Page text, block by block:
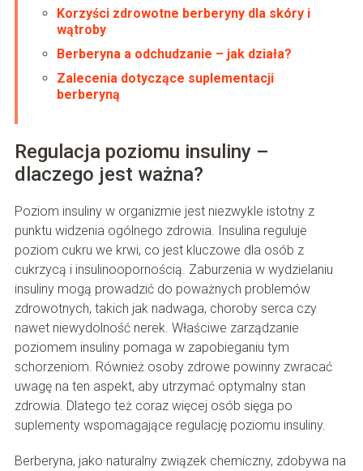
Korzyści zdrowotne berberyny dla skóry i
wątroby
Berberyna a odchudzanie – jak działa?
Zalecenia dotyczące suplementacji
berberyną
Regulacja poziomu insuliny –
dlaczego jest ważna?
Poziom insuliny w organizmie jest niezwykle istotny z
punktu widzenia ogólnego zdrowia. Insulina reguluje
poziom cukru we krwi, co jest kluczowe dla osób z
cukrzycą i insulinoopornością. Zaburzenia w wydzielaniu
insuliny mogą prowadzić do poważnych problemów
zdrowotnych, takich jak nadwaga, choroby serca czy
nawet niewydolność nerek. Właściwe zarządzanie
poziomem insuliny pomaga w zapobieganiu tym
schorzeniom. Również osoby zdrowe powinny zwracać
uwagę na ten aspekt, aby utrzymać optymalny stan
zdrowia. Dlatego też coraz więcej osób sięga po
suplementy wspomagające regulację poziomu insuliny.
Berberyna, jako naturalny związek chemiczny, zdobywa na